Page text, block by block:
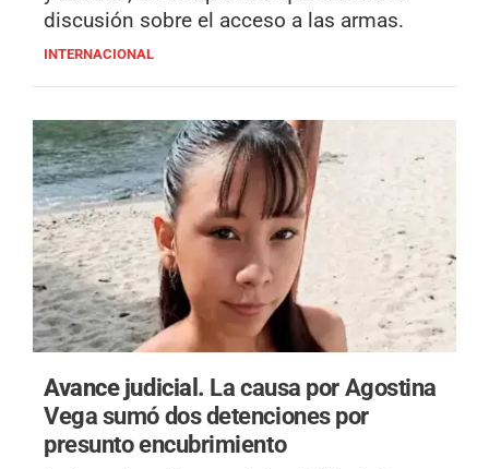
discusión sobre el acceso a las armas.
INTERNACIONAL
Avance judicial. La causa por Agostina
Vega sumó dos detenciones por
presunto encubrimiento